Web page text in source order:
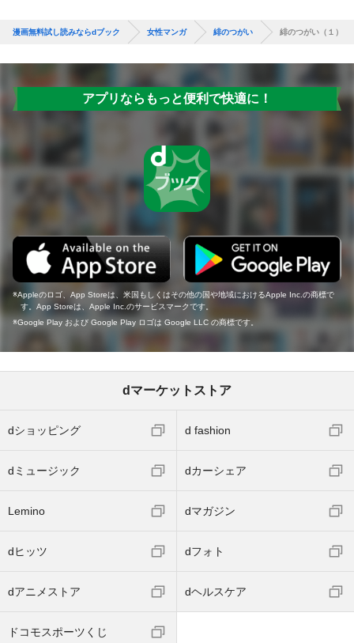
漫画無料試し読みならdブック 女性マンガ 緋のつがい 緋のつがい（１）
アプリならもっと便利で快適に！
Appleのロゴ、App Storeは、米国もしくはその他の国や地域におけるApple Inc.の商標で
す。App Storeは、Apple Inc.のサービスマークです。
Google Play および Google Play ロゴは Google LLC の商標です。
dマーケットストア
dショッピング d fashion
dミュージック dカーシェア
Lemino dマガジン
dヒッツ dフォト
dアニメストア dヘルスケア
ドコモスポーツくじ